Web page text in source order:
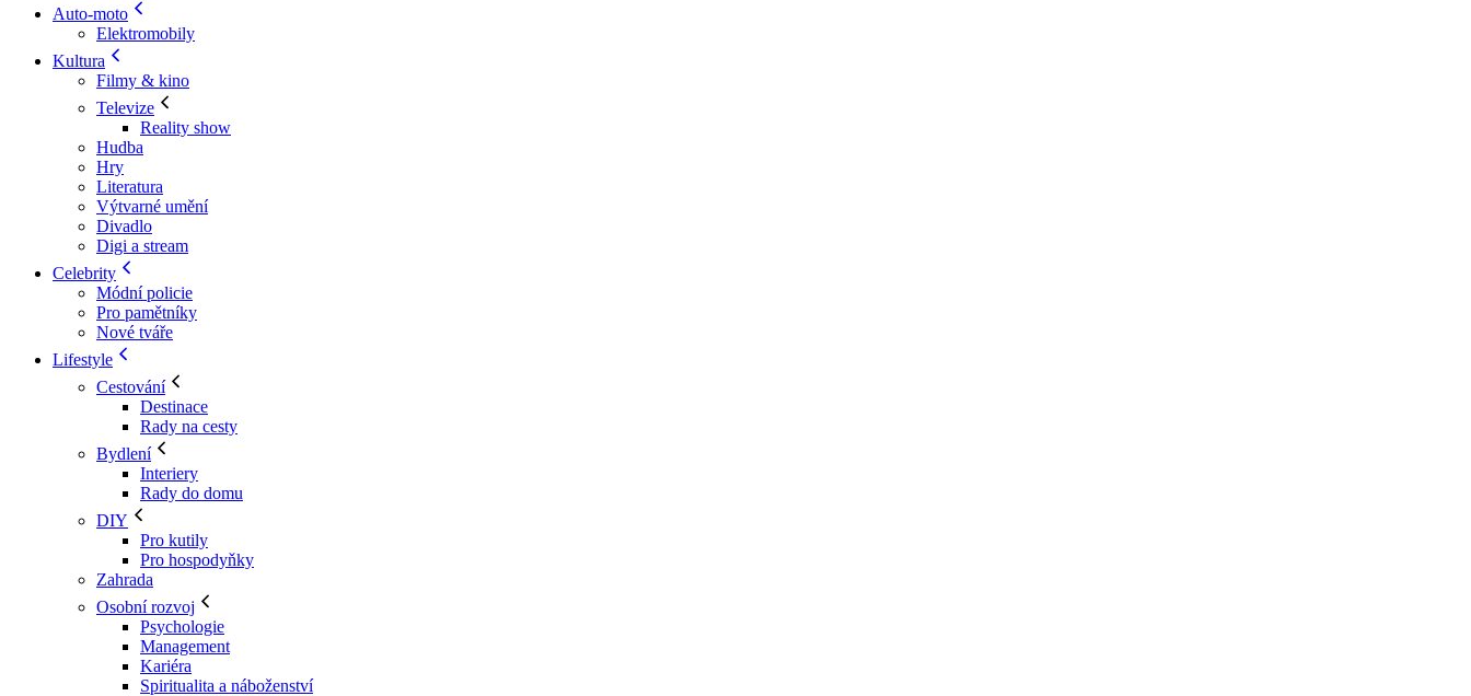
Auto-moto
Elektromobily
Kultura
Filmy & kino
Televize
Reality show
Hudba
Hry
Literatura
Výtvarné umění
Divadlo
Digi a stream
Celebrity
Módní policie
Pro pamětníky
Nové tváře
Lifestyle
Cestování
Destinace
Rady na cesty
Bydlení
Interiery
Rady do domu
DIY
Pro kutily
Pro hospodyňky
Zahrada
Osobní rozvoj
Psychologie
Management
Kariéra
Spiritualita a náboženství